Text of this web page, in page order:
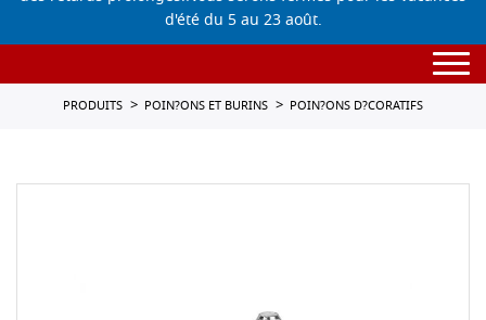
d'été du 5 au 23 août.
PRODUITS POIN?ONS ET BURINS POIN?ONS D?CORATIFS